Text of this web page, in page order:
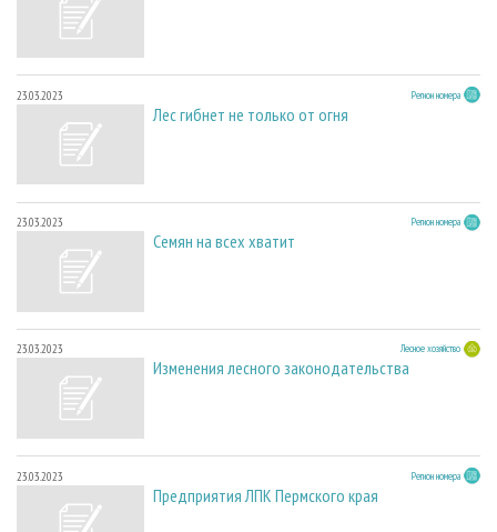
23.03.2023 Регион номера
Лес гибнет не только от огня
23.03.2023 Регион номера
Семян на всех хватит
23.03.2023 Лесное хозяйство
Изменения лесного законодательства
23.03.2023 Регион номера
Предприятия ЛПК Пермского края